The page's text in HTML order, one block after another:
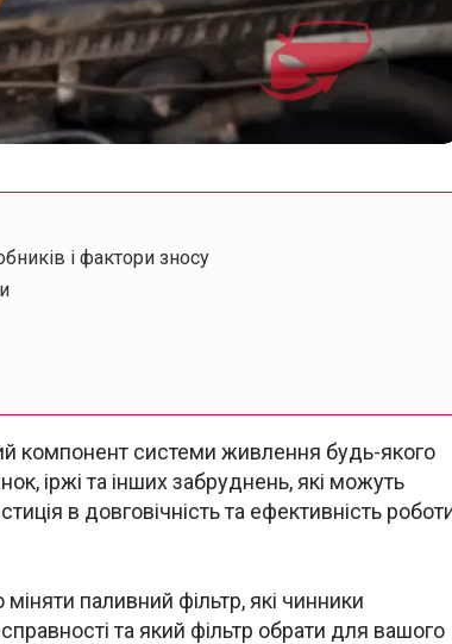
і фактори зносу
компонент системи живлення будь-якого
іржі та інших забруднень, які можуть
в довговічність та ефективність
паливний фільтр, які чинники
та який фільтр обрати для вашого